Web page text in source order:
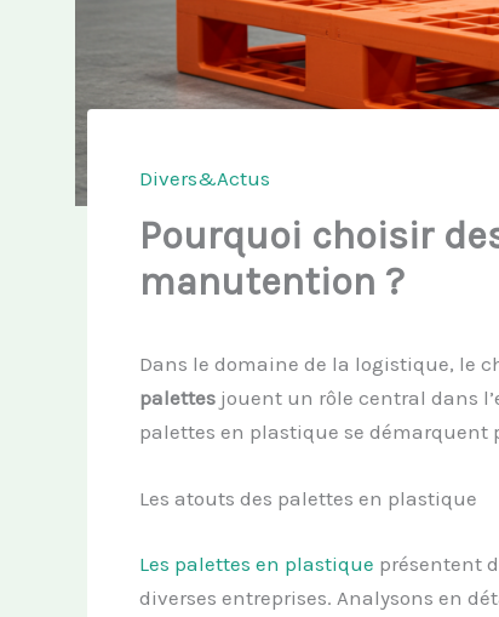
Divers&Actus
Pourquoi choisir
manutention ?
Dans le domaine de la logistique, le
palettesjouent un rôle central dans
palettes en plastique se démarquent
Les atouts des palettes en plastique
Les palettes en plastique présentent
diverses entreprises. Analysons en